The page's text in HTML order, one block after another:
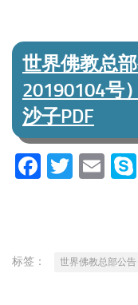
世界佛教总
20190104号
沙子PDF
标签： 世界佛教总部公告